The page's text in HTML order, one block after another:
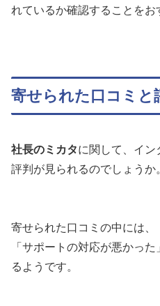
れているか確認することをお
寄せられた口コミと
社長のミカタに関して、イン
評判が見られるのでしょうか
寄せられた口コミの中には、
「サポートの対応が悪かっ
るようです。